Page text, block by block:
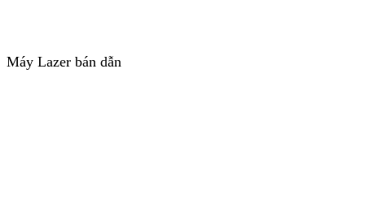
Máy Lazer bán dẫn